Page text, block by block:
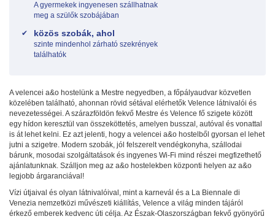
A gyermekek ingyenesen szállhatnak
meg a szülők szobájában
közös szobák, ahol
szinte mindenhol zárható szekrények
találhatók
A velencei a&o hostelünk a Mestre negyedben, a főpályaudvar közvetlen
közelében található, ahonnan rövid sétával elérhetők Velence látnivalói és
nevezetességei. A szárazföldön fekvő Mestre és Velence fő szigete között
egy hídon keresztül van összeköttetés, amelyen busszal, autóval és vonattal
is át lehet kelni. Ez azt jelenti, hogy a velencei a&o hostelből gyorsan el lehet
jutni a szigetre. Modern szobák, jól felszerelt vendégkonyha, szállodai
bárunk, mosodai szolgáltatások és ingyenes Wi-Fi mind részei megfizethető
ajánlatunknak. Szálljon meg az a&o hostelekben központi helyen az a&o
legjobb árgaranciával!
Vízi útjaival és olyan látnivalóival, mint a karnevál és a La Biennale di
Venezia nemzetközi művészeti kiállítás, Velence a világ minden tájáról
érkező emberek kedvenc úti célja. Az Észak-Olaszországban fekvő gyönyörű